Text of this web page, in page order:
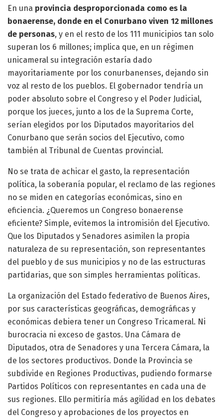
En una provincia desproporcionada como es la
bonaerense, donde en el Conurbano viven 12 millones
de personas, y en el resto de los 111 municipios tan solo
superan los 6 millones; implica que, en un régimen
unicameral su integración estaría dado
mayoritariamente por los conurbanenses, dejando sin
voz al resto de los pueblos. El gobernador tendría un
poder absoluto sobre el Congreso y el Poder Judicial,
porque los jueces, junto a los de la Suprema Corte,
serían elegidos por los Diputados mayoritarios del
Conurbano que serán socios del Ejecutivo, como
también al Tribunal de Cuentas provincial.
No se trata de achicar el gasto, la representación
política, la soberanía popular, el reclamo de las regiones
no se miden en categorías económicas, sino en
eficiencia. ¿Queremos un Congreso bonaerense
eficiente? Simple, evitemos la intromisión del Ejecutivo.
Que los Diputados y Senadores asimilen la propia
naturaleza de su representación, son representantes
del pueblo y de sus municipios y no de las estructuras
partidarias, que son simples herramientas políticas.
La organización del Estado federativo de Buenos Aires,
por sus características geográficas, demográficas y
económicas debiera tener un Congreso Tricameral. Ni
burocracia ni exceso de gastos. Una Cámara de
Diputados, otra de Senadores y una Tercera Cámara, la
de los sectores productivos. Donde la Provincia se
subdivide en Regiones Productivas, pudiendo formarse
Partidos Políticos con representantes en cada una de
sus regiones. Ello permitiría más agilidad en los debates
del Congreso y aprobaciones de los proyectos en